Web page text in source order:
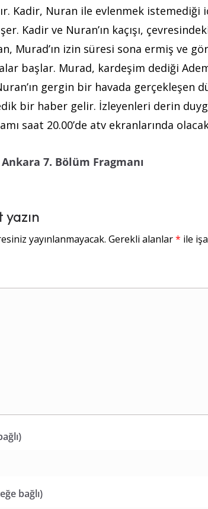
Kadir, Nuran ile evlenmek istemediği
Kadir ve Nuran’ın kaçışı,
Murad’ın izin süresi sona ermiş ve
başlar. Murad, kardeşim dediği
gergin bir havada gerçekleşen
bir haber gelir. İzleyenleri derin
saat 20.00’de atv ekranlarında
7. Bölüm Fragmanı
yazın
yayınlanmayacak. Gerekli alanlar* ile
bağlı)